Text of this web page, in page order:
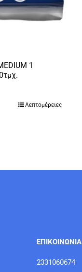
1
Λεπτομέρειες
ΕΠΙΚΟΙΝΩΝΙΑ
2331060674